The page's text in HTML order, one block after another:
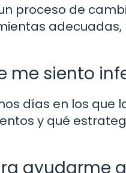
proceso de
me siento
días en los que
y qué
ayudarme